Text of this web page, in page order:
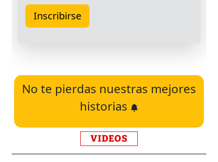
No te pierdas nuestras mejores
historias
VIDEOS